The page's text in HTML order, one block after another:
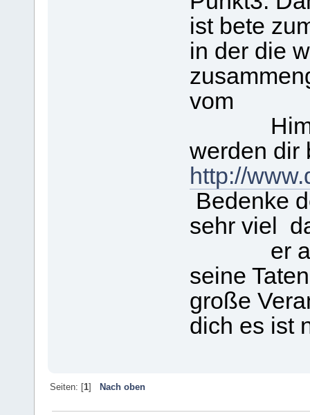
ist bete
in der die
vom
Himmel
werden dir
http://
Bedenke
sehr viel
er auch
seine
große
dich es ist
Seiten: [1] Nach oben